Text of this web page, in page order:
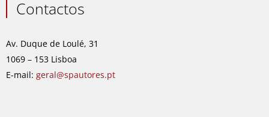
e
b
o
k
t
a
r
a
m
k
e
i
n
Contactos
Av. Duque de Loulé, 31
1069 – 153 Lisboa
E-mail: geral@spautores.pt